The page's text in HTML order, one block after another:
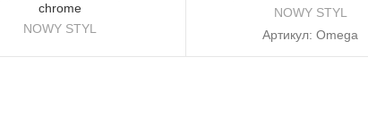
chrome
NOWY STYL
NOWY STYL
Артикул:Omega